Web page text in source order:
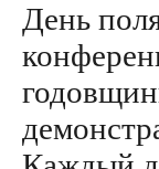
День